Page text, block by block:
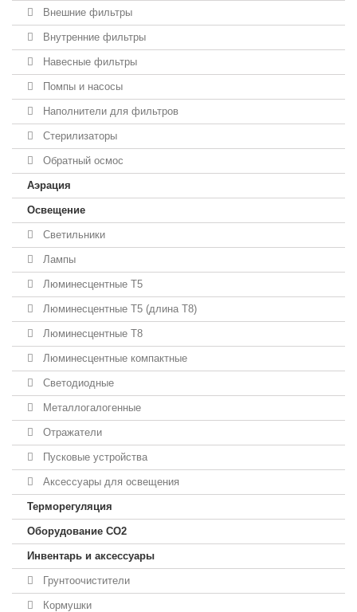
Внешние фильтры
Внутренние фильтры
Навесные фильтры
Помпы и насосы
Наполнители для фильтров
Стерилизаторы
Обратный осмос
Аэрация
Освещение
Светильники
Лампы
Люминесцентные T5
Люминесцентные T5 (длина T8)
Люминесцентные T8
Люминесцентные компактные
Светодиодные
Металлогалогенные
Отражатели
Пусковые устройства
Аксессуары для освещения
Терморегуляция
Оборудование CO2
Инвентарь и аксессуары
Грунтоочистители
Кормушки